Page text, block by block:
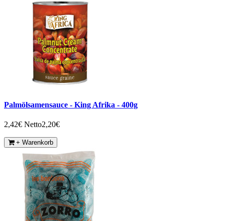
Palmölsamensauce - King Afrika - 400g
2,42€ Netto2,20€
+ Warenkorb